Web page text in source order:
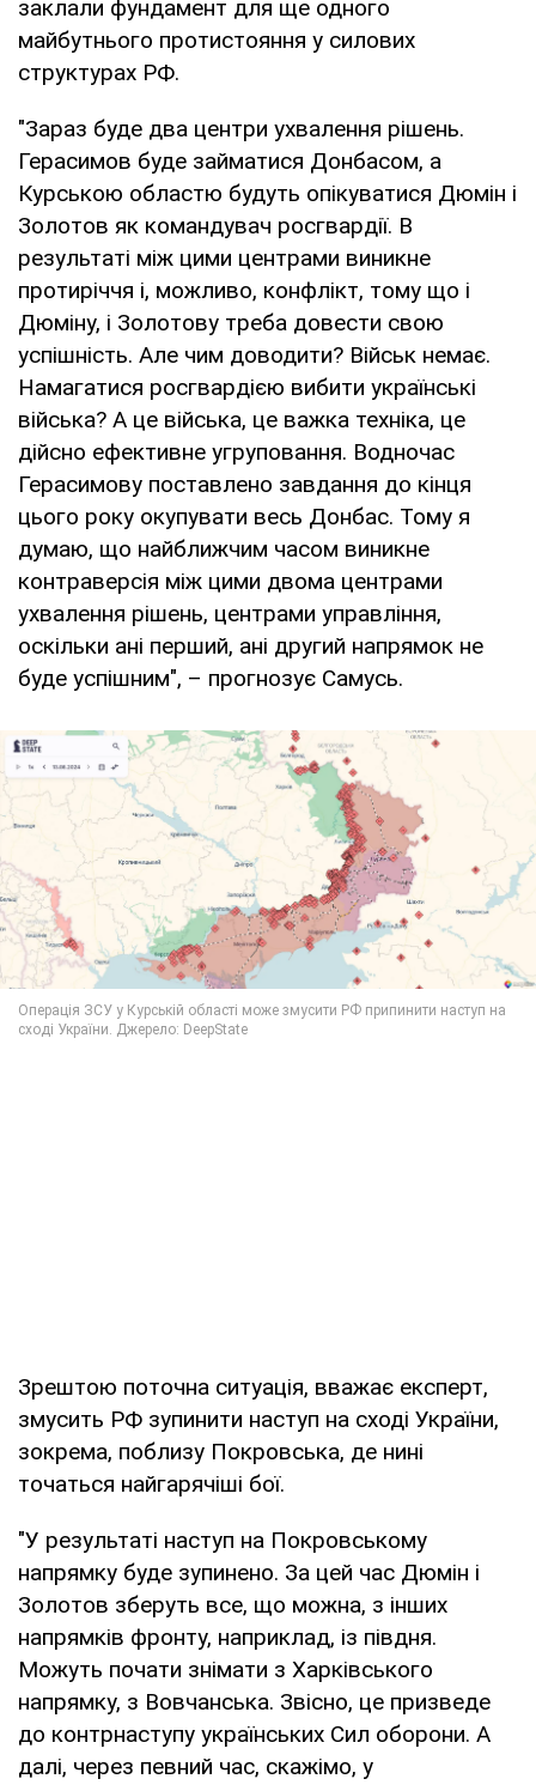
заклали фундамент для ще одного
майбутнього протистояння у силових
структурах РФ.
"Зараз буде два центри ухвалення рішень.
Герасимов буде займатися Донбасом, а
Курською областю будуть опікуватися Дюмін і
Золотов як командувач росгвардії. В
результаті між цими центрами виникне
протиріччя і, можливо, конфлікт, тому що і
Дюміну, і Золотову треба довести свою
успішність. Але чим доводити? Військ немає.
Намагатися росгвардією вибити українські
війська? А це війська, це важка техніка, це
дійсно ефективне угруповання. Водночас
Герасимову поставлено завдання до кінця
цього року окупувати весь Донбас. Тому я
думаю, що найближчим часом виникне
контраверсія між цими двома центрами
ухвалення рішень, центрами управління,
оскільки ані перший, ані другий напрямок не
буде успішним", – прогнозує Самусь.
Зрештою поточна ситуація, вважає експерт,
змусить РФ зупинити наступ на сході України,
зокрема, поблизу Покровська, де нині
точаться найгарячіші бої.
"У результаті наступ на Покровському
напрямку буде зупинено. За цей час Дюмін і
Золотов зберуть все, що можна, з інших
напрямків фронту, наприклад, із півдня.
Можуть почати знімати з Харківського
напрямку, з Вовчанська. Звісно, це призведе
до контрнаступу українських Сил оборони. А
далі, через певний час, скажімо, у